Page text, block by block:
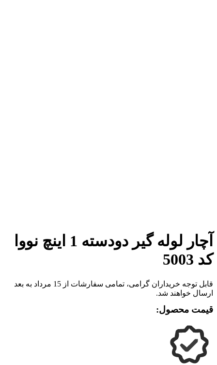
آچار لوله گیر دودسته 1 اینچ نووا
کد 5003
قابل توجه خریداران گرامی، تمامی سفارشات از 15 مرداد به بعد
ارسال خواهند شد.
قیمت محصول: